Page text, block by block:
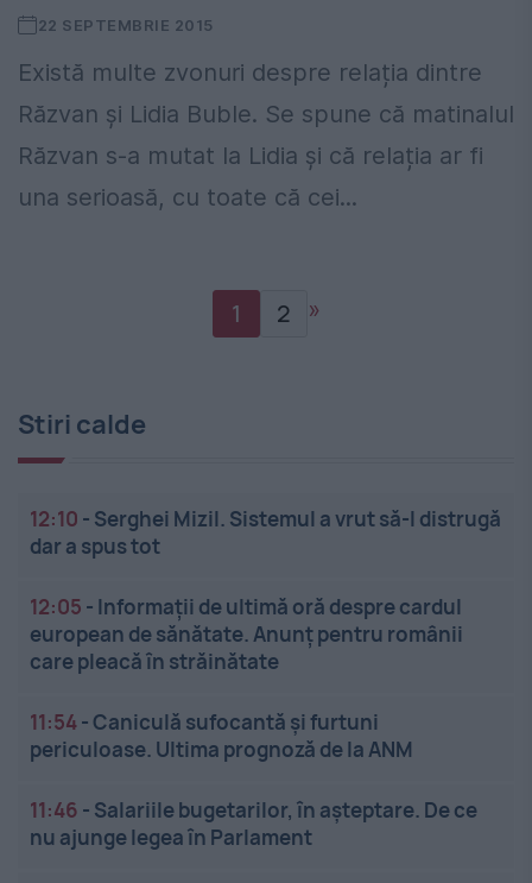
22 SEPTEMBRIE 2015
Există multe zvonuri despre relația dintre
Răzvan și Lidia Buble. Se spune că matinalul
Răzvan s-a mutat la Lidia și că relația ar fi
una serioasă, cu toate că cei...
1 2 »
Stiri calde
12:10 - Serghei Mizil. Sistemul a vrut să-l distrugă
dar a spus tot
12:05 - Informații de ultimă oră despre cardul
european de sănătate. Anunț pentru românii
care pleacă în străinătate
11:54-Caniculă sufocantă și furtuni
periculoase. Ultima prognoză de la ANM
11:46 - Salariile bugetarilor, în așteptare. De ce
nu ajunge legea în Parlament